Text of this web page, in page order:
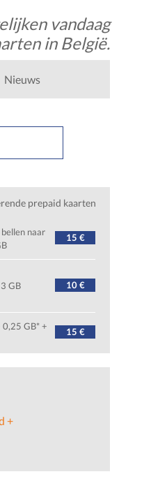
vandaag
in België.
Nieuws
prepaid kaarten
naar
15 €
GB 10 €
GB* +
15 €